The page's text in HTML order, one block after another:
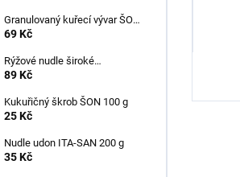
Granulovaný kuřecí vývar ŠON
100 g
69 Kč
Rýžové nudle široké
ACECOOK 500 g
89 Kč
Kukuřičný škrob ŠON 100 g
25 Kč
Nudle udon ITA-SAN 200 g
35 Kč